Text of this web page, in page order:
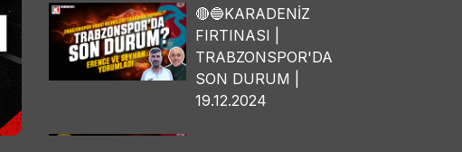
🔴🔵KARADENİZ
FIRTINASI |
TRABZONSPOR'DA
SON DURUM |
19.12.2024